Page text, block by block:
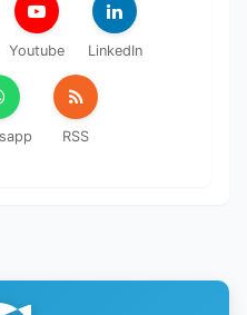
Youtube LinkedIn
RSS